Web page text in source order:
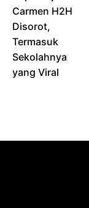
Carmen H2H
Disorot,
Termasuk
Sekolahnya
yang Viral